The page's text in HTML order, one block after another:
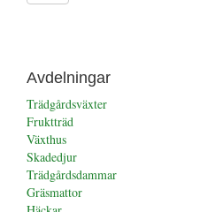
Avdelningar
Trädgårdsväxter
Fruktträd
Växthus
Skadedjur
Trädgårdsdammar
Gräsmattor